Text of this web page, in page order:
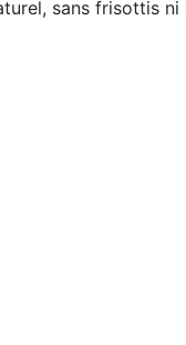
sans frisottis ni